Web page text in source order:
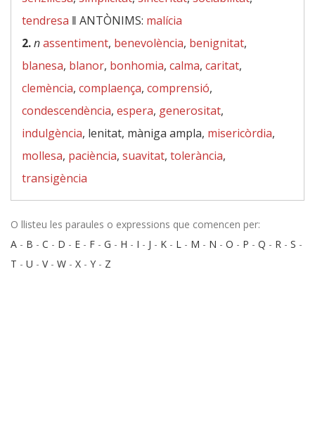
tendresa ‖ ANTÒNIMS: malícia
2.nassentiment, benevolència, benignitat,
blanesa, blanor, bonhomia, calma, caritat,
clemència, complaença, comprensió,
condescendència, espera, generositat,
indulgència, lenitat, màniga ampla, misericòrdia,
mollesa, paciència, suavitat, tolerància,
transigència
O llisteu les paraules o expressions que comencen per:
A - B - C - D - E - F - G - H - I - J - K - L - M - N - O - P - Q - R - S -
T - U - V- W - X - Y - Z